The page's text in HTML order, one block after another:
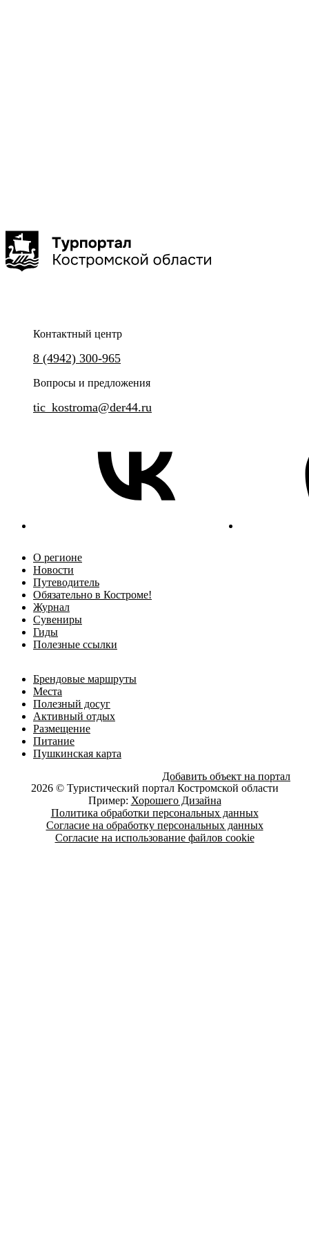
Контактный центр
8 (4942) 300-965
Вопросы и предложения
tic_kostroma@der44.ru
О регионе
Новости
Путеводитель
Обязательно в Костроме!
Журнал
Сувениры
Гиды
Полезные ссылки
Брендовые маршруты
Места
Полезный досуг
Активный отдых
Размещение
Питание
Пушкинская карта
Добавить объект на портал
2026 © Туристический портал Костромской области
Пример: Хорошего Дизайна
Политика обработки персональных данных
Согласие на обработку персональных данных
Согласие на использование файлов cookie